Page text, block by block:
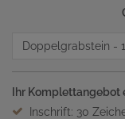
Doppelgrabstein -
Ihr Komplettangebot
Inschrift: 30